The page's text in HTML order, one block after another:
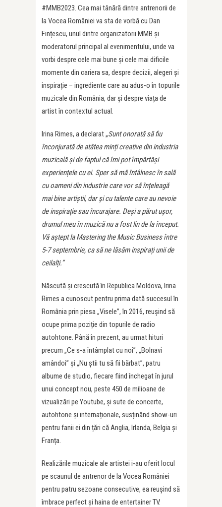
#MMB2023. Cea mai tânără dintre antrenorii de
la Vocea României va sta de vorbă cu Dan
Fințescu, unul dintre organizatorii MMB și
moderatorul principal al evenimentului, unde va
vorbi despre cele mai bune și cele mai dificile
momente din cariera sa, despre decizii, alegeri și
inspirație – ingrediente care au adus-o în topurile
muzicale din România, dar și despre viața de
artist în contextul actual.
Irina Rimes, a declarat „Sunt onorată să fiu
înconjurată de atâtea minți creative din industria
muzicală și de faptul că îmi pot împărtăși
experiențele cu ei. Sper să mă întâlnesc în sală
cu oameni din industrie care vor să înțeleagă
mai bine artiștii, dar și cu talente care au nevoie
de inspirație sau încurajare. Deși a părut ușor,
drumul meu în muzică nu a fost lin de la început.
Vă aștept la Mastering the Music Business între
5-7 septembrie, ca să ne lăsăm inspirați unii de
ceilalți.”
Născută și crescută în Republica Moldova, Irina
Rimes a cunoscut pentru prima dată succesul în
România prin piesa „Visele”, în 2016, reușind să
ocupe prima poziție din topurile de radio
autohtone. Până în prezent, au urmat hituri
precum „Ce s-a întâmplat cu noi”, „Bolnavi
amândoi” și „Nu știi tu să fii bărbat”, patru
albume de studio, fiecare fiind închegat în jurul
unui concept nou, peste 450 de milioane de
vizualizări pe Youtube, și sute de concerte,
autohtone și internaționale, susținând show-uri
pentru fanii ei din țări că Anglia, Irlanda, Belgia și
Franța.
Realizările muzicale ale artistei i-au oferit locul
pe scaunul de antrenor de la Vocea României
pentru patru sezoane consecutive, ea reușind să
îmbrace perfect și haina de entertainer TV.